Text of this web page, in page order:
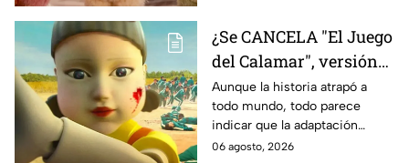
¿Se CANCELA "El Juego
del Calamar", versión
Estados Unidos? Esto
es lo que se sabe al
momento
Aunque la historia atrapó a
todo mundo, todo parece
indicar que la adaptación
podría ser cancelada:
06 agosto, 2026